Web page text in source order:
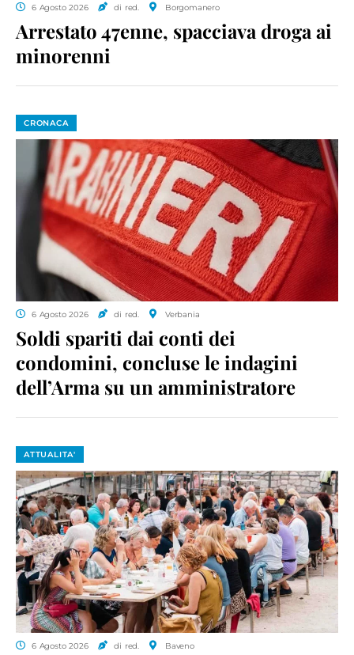
6 Agosto 2026 di red. Borgomanero
Arrestato 47enne, spacciava droga ai
minorenni
CRONACA
6 Agosto 2026 di red. Verbania
Soldi spariti dai conti dei
condomini, concluse le indagini
dell’Arma su un amministratore
ATTUALITA'
6 Agosto 2026 di red. Baveno